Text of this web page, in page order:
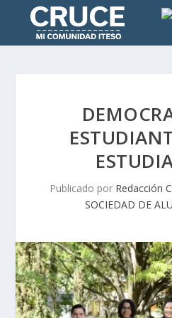
Publicado por Redacción
SOCIEDAD DE